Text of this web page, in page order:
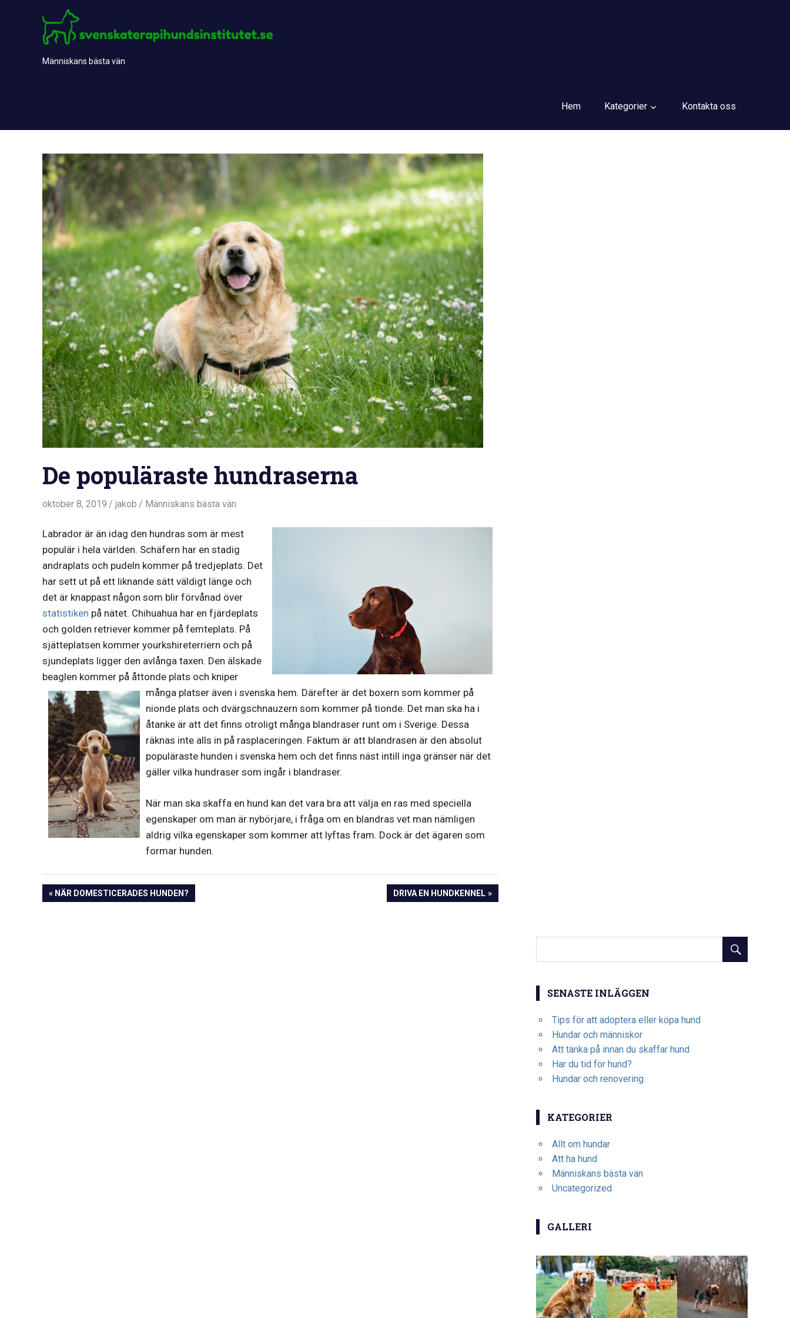
Människans bästa vän
Hem Kategorier Kontakta oss
De populäraste hundraserna
oktober 8, 2019 jakob Människans bästa vän
Labrador är än idag den hundras som är mest
populär i hela världen. Schäfern har en stadig
andraplats och pudeln kommer på tredjeplats. Det
har sett ut på ett liknande sätt väldigt länge och
det är knappast någon som blir förvånad över
statistiken på nätet. Chihuahua har en fjärdeplats
och golden retriever kommer på femteplats. På
sjätteplatsen kommer yourkshireterriern och på
sjundeplats ligger den avlånga taxen. Den älskade
beaglen kommer på åttonde plats och kniper
många platser även i svenska hem. Därefter är det boxern som kommer på
nionde plats och dvärgschnauzern som kommer på tionde. Det man ska ha i
åtanke är att det finns otroligt många blandraser runt om i Sverige. Dessa
räknas inte alls in på rasplaceringen. Faktum är att blandrasen är den absolut
populäraste hunden i svenska hem och det finns näst intill inga gränser när det
gäller vilka hundraser som ingår i blandraser.
När man ska skaffa en hund kan det vara bra att välja en ras med speciella
egenskaper om man är nybörjare, i fråga om en blandras vet man nämligen
aldrig vilka egenskaper som kommer att lyftas fram. Dock är det ägaren som
formar hunden.
Inläggsnavigering
PREVIOUS
NÄR DOMESTICERADES HUNDEN?
NEXT
DRIVA EN HUNDKENNEL
SENASTE INLÄGGEN
Tips för att adoptera eller köpa hund
Hundar och människor
Att tänka på innan du skaffar hund
Har du tid för hund?
Hundar och renovering
KATEGORIER
Allt om hundar
Att ha hund
Människans bästa vän
Uncategorized
GALLERI